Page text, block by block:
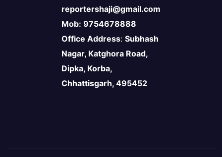
reportershaji@gmail.com
Mob: 9754678888
Office Address: Subhash
Nagar, Katghora Road,
Dipka, Korba,
Chhattisgarh, 495452